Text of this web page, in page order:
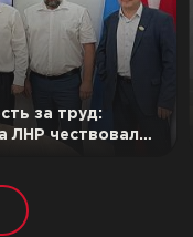
за труд:
ЛНР чествовало